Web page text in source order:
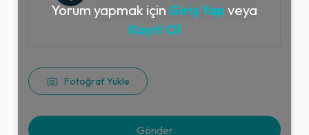
Fotoğraf Yükle
Yorum yapmak için Giriş Yap veya
Kayıt Ol